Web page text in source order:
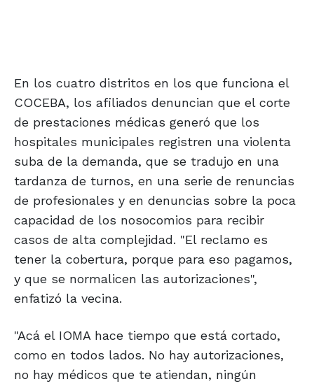
En los cuatro distritos en los que funciona el
COCEBA, los afiliados denuncian que el corte
de prestaciones médicas generó que los
hospitales municipales registren una violenta
suba de la demanda, que se tradujo en una
tardanza de turnos, en una serie de renuncias
de profesionales y en denuncias sobre la poca
capacidad de los nosocomios para recibir
casos de alta complejidad. "El reclamo es
tener la cobertura, porque para eso pagamos,
y que se normalicen las autorizaciones",
enfatizó la vecina.
"Acá el IOMA hace tiempo que está cortado,
como en todos lados. No hay autorizaciones,
no hay médicos que te atiendan, ningún